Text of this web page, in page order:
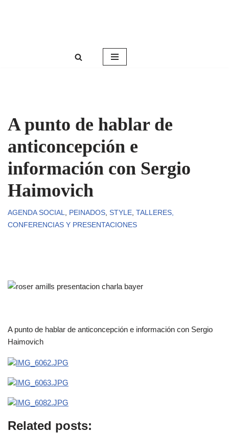
A punto de hablar de
anticoncepción e
información con Sergio
Haimovich
AGENDA SOCIAL, PEINADOS, STYLE, TALLERES,
CONFERENCIAS Y PRESENTACIONES
A punto de hablar de anticoncepción e información con Sergio
Haimovich
Related posts: